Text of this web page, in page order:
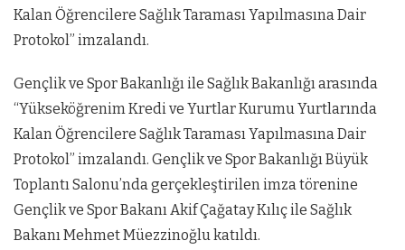
Kalan Öğrencilere Sağlık Taraması Yapılmasına Dair
Protokol” imzalandı.
Gençlik ve Spor Bakanlığı ile Sağlık Bakanlığı arasında
“Yükseköğrenim Kredi ve Yurtlar Kurumu Yurtlarında
Kalan Öğrencilere Sağlık Taraması Yapılmasına Dair
Protokol” imzalandı. Gençlik ve Spor Bakanlığı Büyük
Toplantı Salonu’nda gerçekleştirilen imza törenine
Gençlik ve Spor Bakanı Akif Çağatay Kılıç ile Sağlık
Bakanı Mehmet Müezzinoğlu katıldı.